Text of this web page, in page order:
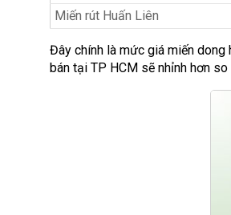
Miến rút Huấn Liên
Đây chính là mức giá miến dong
bán tại TP HCM sẽ nhỉnh hơn